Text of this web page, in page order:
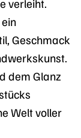
Geschmack
dem Glanz
Welt voller